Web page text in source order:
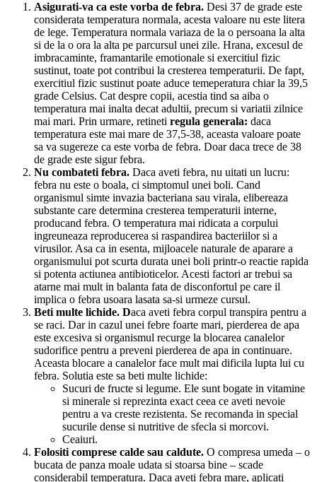
Asigurati-va ca este vorba de febra. Desi 37 de grade este
considerata temperatura normala, acesta valoare nu este litera
de lege. Temperatura normala variaza de la o persoana la alta
si de la o ora la alta pe parcursul unei zile. Hrana, excesul de
imbracaminte, framantarile emotionale si exercitiul fizic
sustinut, toate pot contribui la cresterea temperaturii. De fapt,
exercitiul fizic sustinut poate aduce temeperatura chiar la 39,5
grade Celsius. Cat despre copii, acestia tind sa aiba o
temperatura mai inalta decat adultii, precum si variatii zilnice
mai mari. Prin urmare, retineti regula generala: daca
temperatura este mai mare de 37,5-38, aceasta valoare poate
sa va sugereze ca este vorba de febra. Doar daca trece de 38
de grade este sigur febra.
Nu combateti febra. Daca aveti febra, nu uitati un lucru:
febra nu este o boala, ci simptomul unei boli. Cand
organismul simte invazia bacteriana sau virala, elibereaza
substante care determina cresterea temperaturii interne,
producand febra. O temperatura mai ridicata a corpului
ingreuneaza reproducerea si raspandirea bacteriilor si a
virusilor. Asa ca in esenta, mijloacele naturale de aparare a
organismului pot scurta durata unei boli printr-o reactie rapida
si potenta actiunea antibioticelor. Acesti factori ar trebui sa
atarne mai mult in balanta fata de disconfortul pe care il
implica o febra usoara lasata sa-si urmeze cursul.
Beti multe lichide. Daca aveti febra corpul transpira pentru a
se raci. Dar in cazul unei febre foarte mari, pierderea de apa
este excesiva si organismul recurge la blocarea canalelor
sudorifice pentru a preveni pierderea de apa in continuare.
Aceasta blocare a canalelor face mult mai dificila lupta lui cu
febra. Solutia este sa beti multe lichide:
Sucuri de fructe si legume. Ele sunt bogate in vitamine
si minerale si reprezinta exact ceea ce aveti nevoie
pentru a va creste rezistenta. Se recomanda in special
sucurile dense si nutritive de sfecla si morcovi.
Ceaiuri.
Folositi comprese calde sau caldute. O compresa umeda – o
bucata de panza moale udata si stoarsa bine – scade
considerabil temperatura. Daca aveti febra mare, aplicati